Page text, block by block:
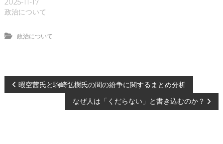
2025-11-17
政治について
政治について
投暇空茜氏と駒崎弘樹氏の間の紛争に関するまとめ分析
なぜ人は「くだらない」と書き込むのか？